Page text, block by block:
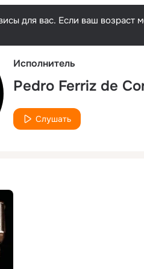
для вас. Если ваш возраст
Исполнитель
Pedro Ferriz de
Слушать